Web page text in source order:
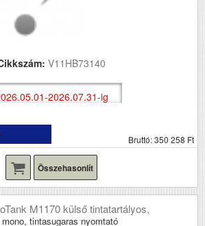
V11HB73140
2026.07.31-ig
Bruttó: 350 258 Ft
Összehasonlít
M1170 külső tintatartályos,
tintasugaras nyomtató